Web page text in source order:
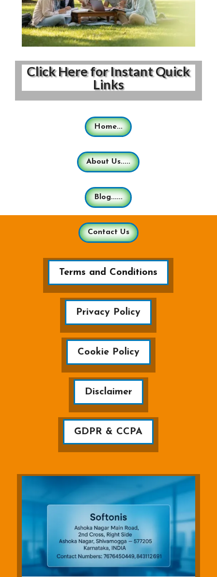
Click Here for Instant Quick
Links
Home...
About Us.....
Blog......
Contact Us
Terms and Conditions
Privacy Policy
Cookie Policy
Disclaimer
GDPR & CCPA